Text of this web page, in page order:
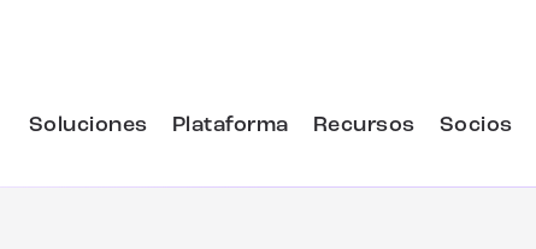
Soluciones Plataforma Recursos Socios